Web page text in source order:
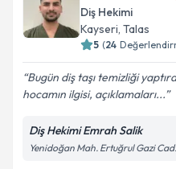
Diş Hekimi
Kayseri, Talas
5 (24
Bugün diş taşı temizliği
hocamın ilgisi, açıklamaları...
Diş Hekimi Emrah Salik
Yenidoğan Mah. Ertuğrul Gazi